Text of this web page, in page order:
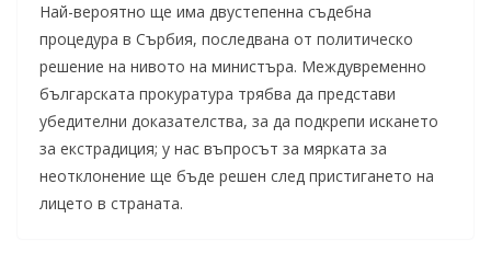
Най-вероятно ще има двустепенна съдебна
процедура в Сърбия, последвана от политическо
решение на нивото на министъра. Междувременно
българската прокуратура трябва да представи
убедителни доказателства, за да подкрепи искането
за екстрадиция; у нас въпросът за мярката за
неотклонение ще бъде решен след пристигането на
лицето в страната.